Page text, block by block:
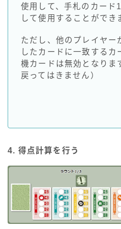
使用して、手札のカード
して使用することができ
ただし、他のプレイヤー
したカードに一致する
機カードは無効となりま
戻ってはきません）
4. 得点計算を行う